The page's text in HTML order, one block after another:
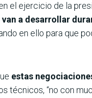
el ejercicio de la
a desarrollar
en ello para que
estas
técnicos, “no con